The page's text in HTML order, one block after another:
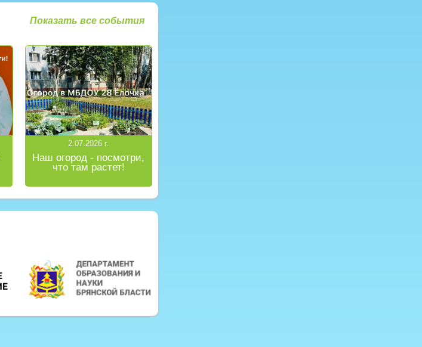
Показать все события
2.07.2026 г.
Наш огород - посмотри,
что там растет!